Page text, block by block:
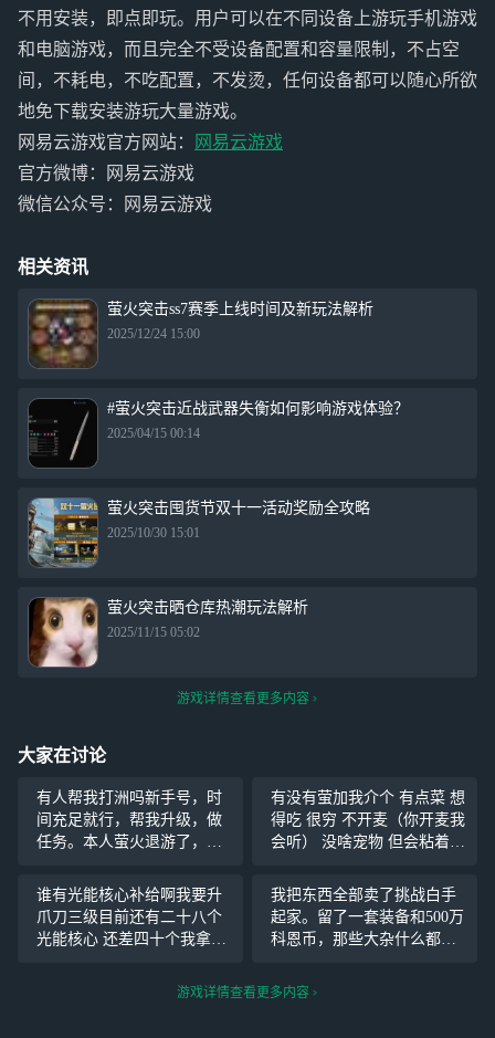
不用安装，即点即玩。用户可以在不同设备上游玩手机游戏
和电脑游戏，而且完全不受设备配置和容量限制，不占空
间，不耗电，不吃配置，不发烫，任何设备都可以随心所欲
地免下载安装游玩大量游戏。
网易云游戏官方网站：
网易云游戏
官方微博：网易云游戏
微信公众号：网易云游戏
相关资讯
萤火突击ss7赛季上线时间及新玩法解析
2025/12/24 15:00
#萤火突击近战武器失衡如何影响游戏体验？
2025/04/15 00:14
萤火突击囤货节双十一活动奖励全攻略
2025/10/30 15:01
萤火突击晒仓库热潮玩法解析
2025/11/15 05:02
游戏详情查看更多内容
大家在讨论
有人帮我打洲吗新手号，时
间充足就行，帮我升级，做
任务。本人萤火退游了，每
运币，三角洲九格做好送能
源生矿或直升飞机或战斗机
啥的
有没有萤加我介个 有点菜 想
得吃 很穷 不开麦（你开麦我
会听） 没啥宠物 但会粘着你
小虫虫捏 虫虫名记：小鲨鱼
ALQ
谁有光能核心补给啊我要升
爪刀三级目前还有二十八个
光能核心 还差四十个我拿高
我把东西全部卖了挑战白手
起家。留了一套装备和500万
科恩币，那些大杂什么都没
大闸也是装满了。
游戏详情查看更多内容